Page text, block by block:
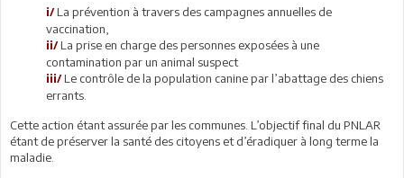
i/La prévention à travers des campagnes annuelles de
vaccination,
ii/La prise en charge des personnes exposées à une
contamination par un animal suspect
iii/Le contrôle de la population canine par l’abattage des chiens
errants.
Cette action étant assurée par les communes. L’objectif final du PNLAR
étant de préserver la santé des citoyens et d’éradiquer à long terme la
maladie.